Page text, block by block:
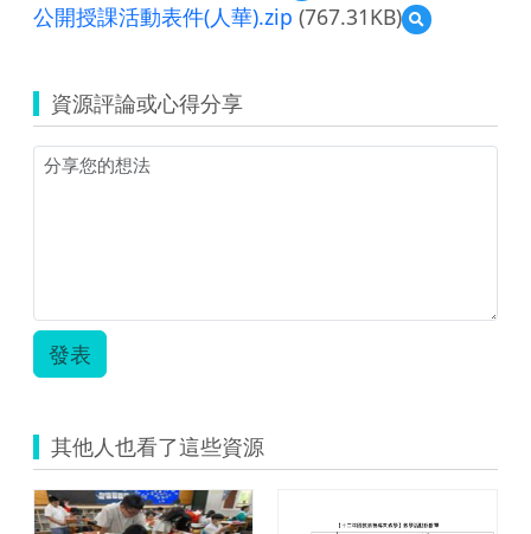
覽
(資
公開授課活動表件(人華).zip (767.31KB)
預
覽
課
活
資源評論或心得分享
發表
其他人也看了這些資源